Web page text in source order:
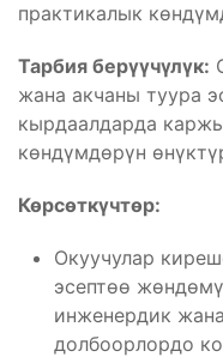
практикалык
Тарбия берүүчүлүк:
жана акчаны туура
кырдаалдарда
көндүмдөрүн
Көрсөткүчтөр:
Окуучулар
эсептөө
инженердик
долбоорлордо